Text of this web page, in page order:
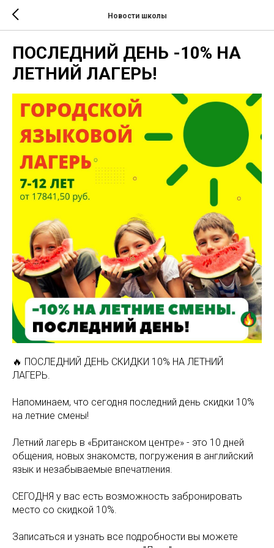
Новости школы
ПОСЛЕДНИЙ ДЕНЬ -10% НА
ЛЕТНИЙ ЛАГЕРЬ!
🔥 ПОСЛЕДНИЙ ДЕНЬ СКИДКИ 10% НА ЛЕТНИЙ
ЛАГЕРЬ.
Напоминаем, что сегодня последний день скидки 10%
на летние смены!
Летний лагерь в «Британском центре» - это 10 дней
общения, новых знакомств, погружения в английский
язык и незабываемые впечатления.
СЕГОДНЯ у вас есть возможность забронировать
место со скидкой 10%.
Записаться и узнать все подробности вы можете